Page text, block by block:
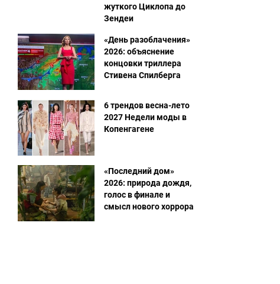
жуткого Циклопа до
Зендеи
«День разоблачения»
2026: объяснение
концовки триллера
Стивена Спилберга
6 трендов весна-лето
2027 Недели моды в
Копенгагене
«Последний дом»
2026: природа дождя,
голос в финале и
смысл нового хоррора